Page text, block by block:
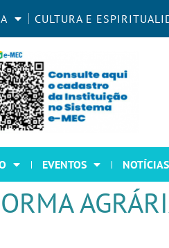
CULTURA E
EVENTOS NOTÍCIAS